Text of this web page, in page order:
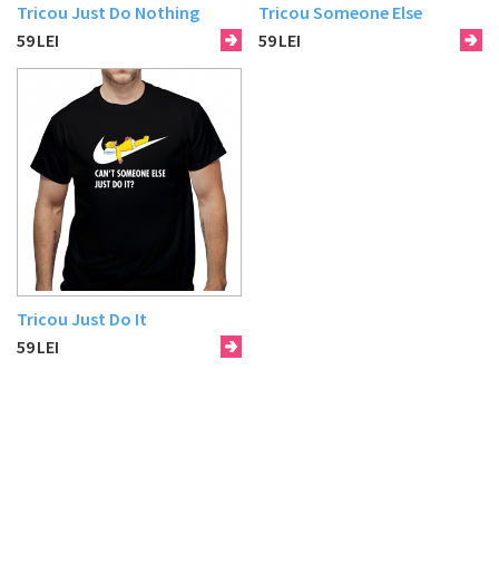
Tricou Just Do Nothing
59LEI
Tricou Someone Else
59LEI
Tricou Just Do It
59LEI